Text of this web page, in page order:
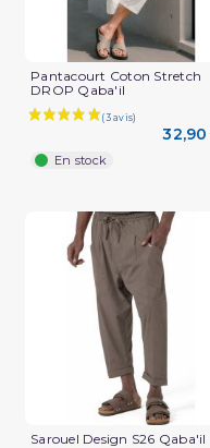
Pantacourt Coton Stretch
DROP Qaba'il
En stock
Sarouel Design S26 Qaba'il